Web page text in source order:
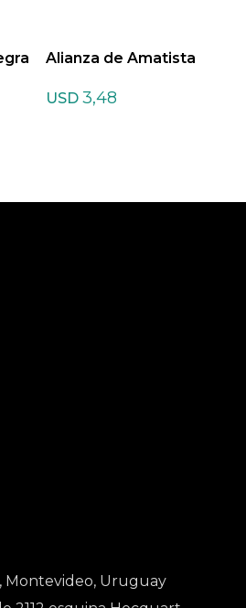
Alianza de Amatista
USD 3,48
Montevideo, Uruguay